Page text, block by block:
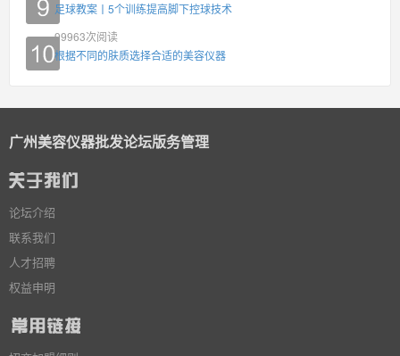
足球教案丨5个训练提高脚下控球技术
99963次阅读
根据不同的肤质选择合适的美容仪器
广州美容仪器批发论坛版务管理
论坛介绍
联系我们
人才招聘
权益申明